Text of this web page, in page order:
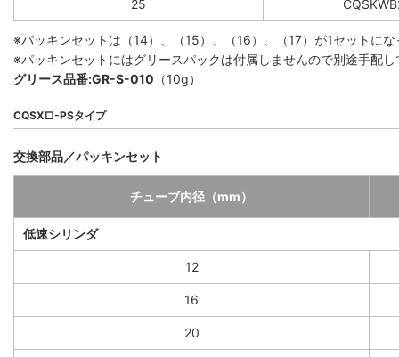
25
※パッキンセットは（14）、（15）、（16）、（17）が1セットに
※パッキンセットにはグリースパックは付属しませんので別途手配
グリース品番:GR-S-010 （10g）
CQSX□-PSタイプ
交換部品／パッキンセット
チューブ内径（mm）
低速シリンダ
12
16
20